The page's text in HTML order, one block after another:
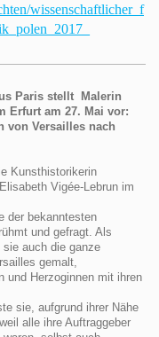
wissenschaftlicher_f
Paris stellt Malerin
Erfurt am 27. Mai vor:
von Versailles nach
Kunsthistorikerin
Vigée-Lebrun im
der bekanntesten
und gefragt. Als
sie auch die ganze
gemalt,
und Herzoginnen mit ihren
sie, aufgrund ihrer Nähe
alle ihre Auftraggeber